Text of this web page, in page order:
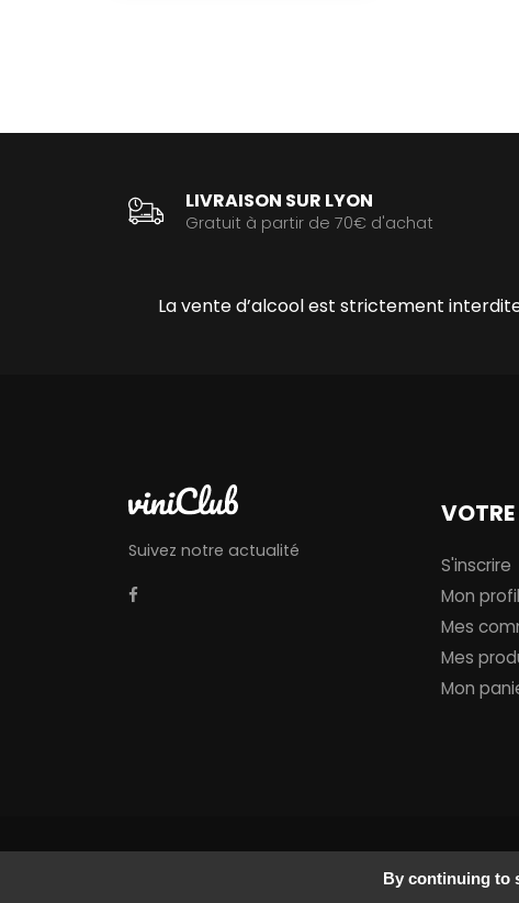
LIVRAISON SUR LYON
Gratuit à partir de 70€ d'achat
La vente d’alcool est strictement
Suivez notre actualité
S'inscrire
Mon profil
Mes
Mes
Mon
By continuing to